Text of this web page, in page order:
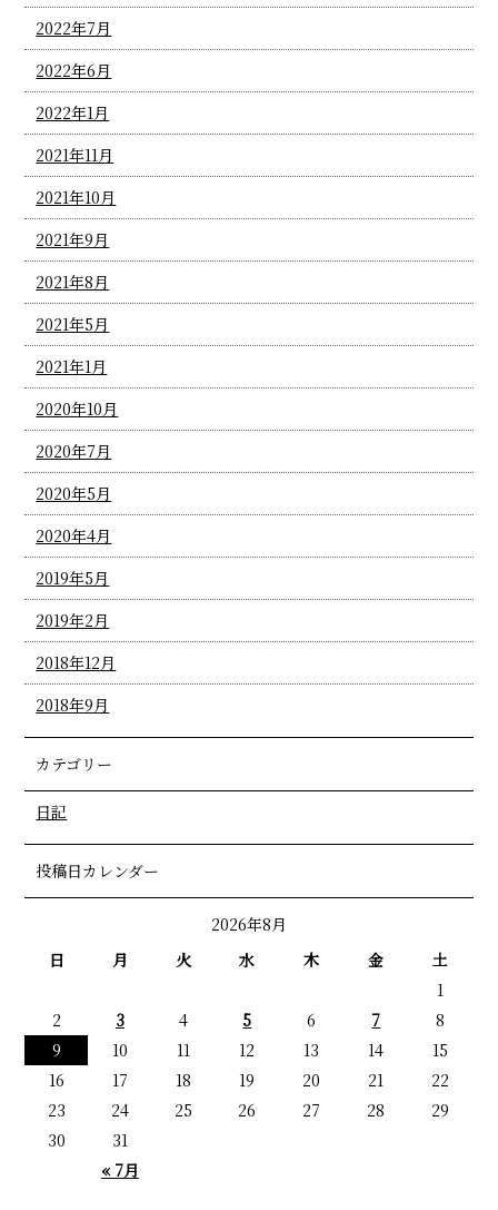
2022年7月
2022年6月
2022年1月
2021年11月
2021年10月
2021年9月
2021年8月
2021年5月
2021年1月
2020年10月
2020年7月
2020年5月
2020年4月
2019年5月
2019年2月
2018年12月
2018年9月
カテゴリー
日記
投稿日カレンダー
2026年8月
日
月 火 水 木 金 土
« 7月
1
2
3 4 5 6 7
8
9
10 11 12 13 14
15
16
17 18 19 20 21
22
23
24 25 26 27 28
29
30
31